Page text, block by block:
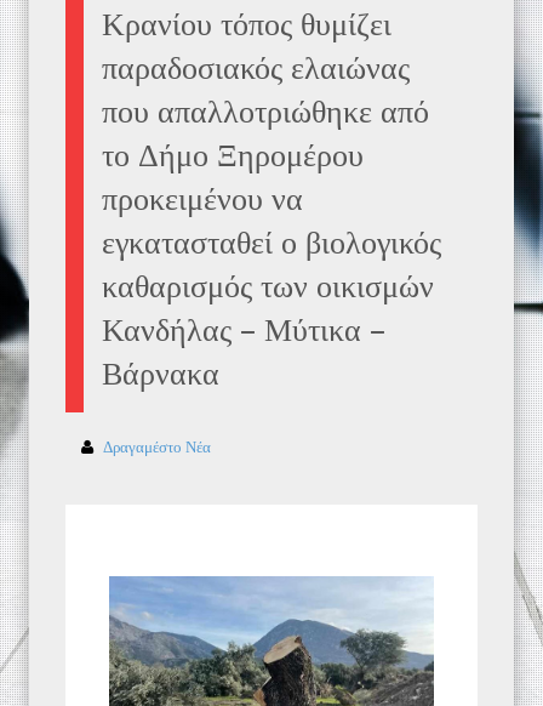
Κρανίου τόπος θυμίζει
παραδοσιακός ελαιώνας
που απαλλοτριώθηκε από
το Δήμο Ξηρομέρου
προκειμένου να
εγκατασταθεί ο βιολογικός
καθαρισμός των οικισμών
Κανδήλας – Μύτικα –
Βάρνακα
Δραγαμέστο Νέα